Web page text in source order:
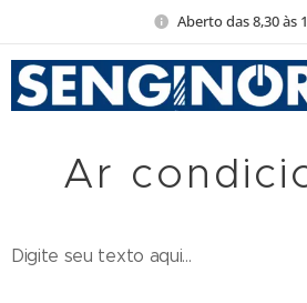
Aberto das 8,30 às
Ar
Digite seu texto aqui...